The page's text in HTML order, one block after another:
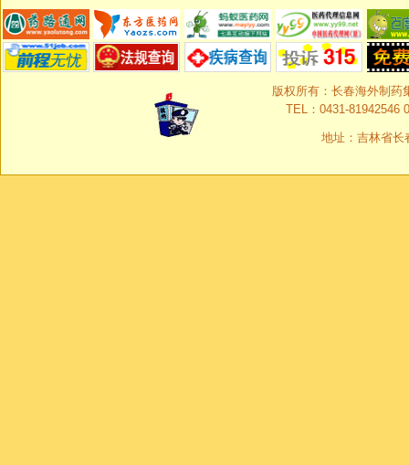
版权所有：长春海外制药
TEL：0431-81942546
地址：吉林省长